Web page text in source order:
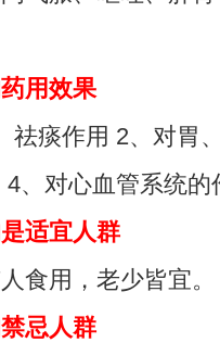
用效果
痰作用 2、对胃
、对心血管系统
适宜人群
用，老少皆宜。
忌人群